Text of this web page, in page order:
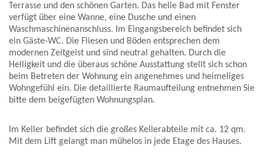
Terrasse und den schönen Garten. Das helle Bad mit Fenster
verfügt über eine Wanne, eine Dusche und einen
Waschmaschinenanschluss. Im Eingangsbereich befindet sich
ein Gäste-WC. Die Fliesen und Böden entsprechen dem
modernen Zeitgeist und sind neutral gehalten. Durch die
Helligkeit und die überaus schöne Ausstattung stellt sich schon
beim Betreten der Wohnung ein angenehmes und heimeliges
Wohngefühl ein. Die detaillierte Raumaufteilung entnehmen Sie
bitte dem beigefügten Wohnungsplan.
Im Keller befindet sich die großes Kellerabteile mit ca. 12 qm.
Mit dem Lift gelangt man mühelos in jede Etage des Hauses.